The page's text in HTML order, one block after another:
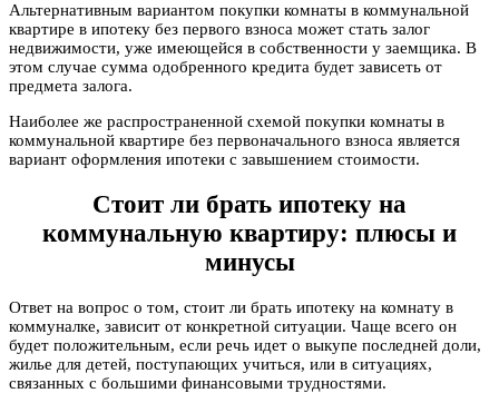
Альтернативным вариантом покупки комнаты в коммунальной
квартире в ипотеку без первого взноса может стать залог
недвижимости, уже имеющейся в собственности у заемщика. В
этом случае сумма одобренного кредита будет зависеть от
предмета залога.
Наиболее же распространенной схемой покупки комнаты в
коммунальной квартире без первоначального взноса является
вариант оформления ипотеки с завышением стоимости.
Стоит ли брать ипотеку на
коммунальную квартиру: плюсы и
минусы
Ответ на вопрос о том, стоит ли брать ипотеку на комнату в
коммуналке, зависит от конкретной ситуации. Чаще всего он
будет положительным, если речь идет о выкупе последней доли,
жилье для детей, поступающих учиться, или в ситуациях,
связанных с большими финансовыми трудностями.